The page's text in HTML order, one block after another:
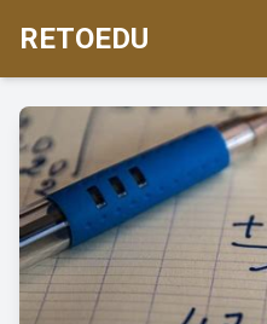
RETOEDU